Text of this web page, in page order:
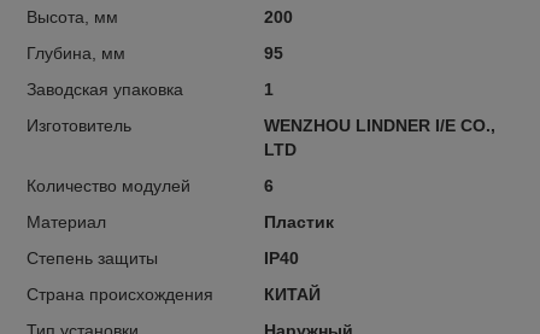
Высота, мм
200
Глубина, мм
95
Заводская упаковка
1
Изготовитель
WENZHOU LINDNER I/E CO.,
LTD
Количество модулей
6
Материал
Пластик
Степень защиты
IP40
Страна происхождения
КИТАЙ
Тип установки
Наружный